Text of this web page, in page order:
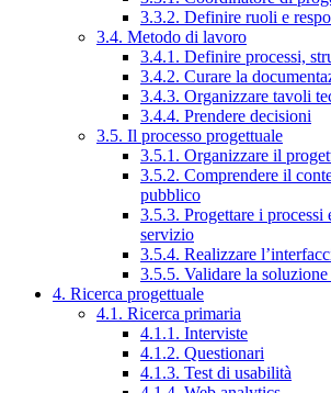
3.3.2. Definire ruoli e
3.4. Metodo di lavoro
3.4.1. Definire processi,
3.4.2. Curare la
3.4.3. Organizzare tavoli
3.4.4. Prendere decisioni
3.5. Il processo progettuale
3.5.1. Organizzare il
3.5.2. Comprendere il
pubblico
3.5.3. Progettare i processi
servizio
3.5.4. Realizzare
3.5.5. Validare la soluzione
4. Ricerca progettuale
4.1. Ricerca primaria
4.1.1. Interviste
4.1.2. Questionari
4.1.3. Test di usabilità